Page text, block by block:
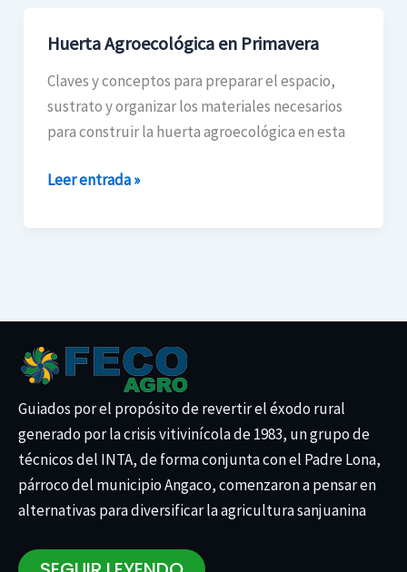
Huerta Agroecológica en Primavera
Claves y conceptos para preparar el espacio,
sustrato y organizar los materiales necesarios
para construir la huerta agroecológica en esta
Huerta
Primavera
Leer entrada »
Guiados por el propósito de revertir el éxodo rural
generado por la crisis vitivinícola de 1983, un grupo de
técnicos del INTA, de forma conjunta con el Padre Lona,
párroco del municipio Angaco, comenzaron a pensar en
alternativas para diversificar la agricultura sanjuanina